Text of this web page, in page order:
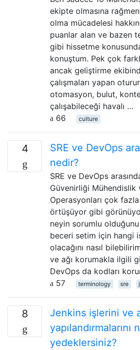
ekipte olmasına
olma mücadelesi
puanlar alan ve bazen
gibi hissetme
konuştum. Pek çok
ancak geliştirme
çalışmaları yapan
otomasyon, bulut,
çalışabileceği havalı …
66
culture
4
SRE ve DevOps
nedir?
SRE ve DevOps
Güvenirliği Mühendislik
Operasyonları çok fazla
örtüşüyor gibi
neyin sorumlu
beceri setim için hangi
olacağını nasıl
ve ağı korumakla ilgili
DevOps da kodları
57
terminology sre
8
Jenkins işlerini ve
yapılandırmalarını
yedeklersiniz?